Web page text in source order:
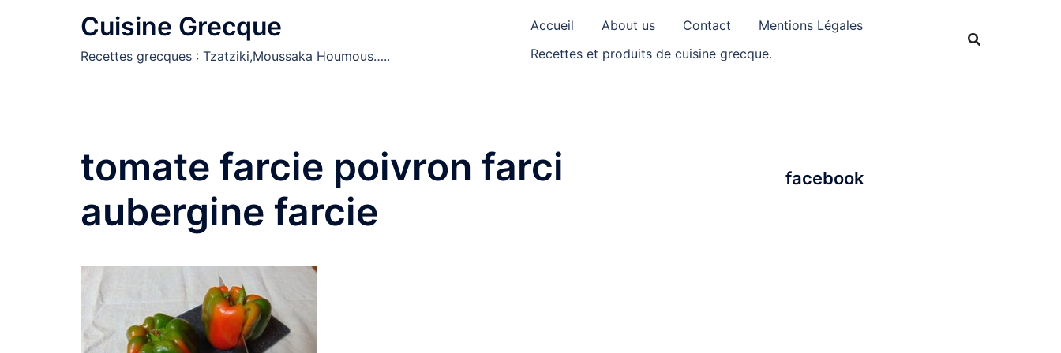
Cuisine Grecque
Recettes grecques : Tzatziki,Moussaka Houmous…..
Accueil About us Contact
Mentions Légales
Recettes et produits de cuisine grecque.
tomate farcie poivron farci
aubergine farcie
facebook